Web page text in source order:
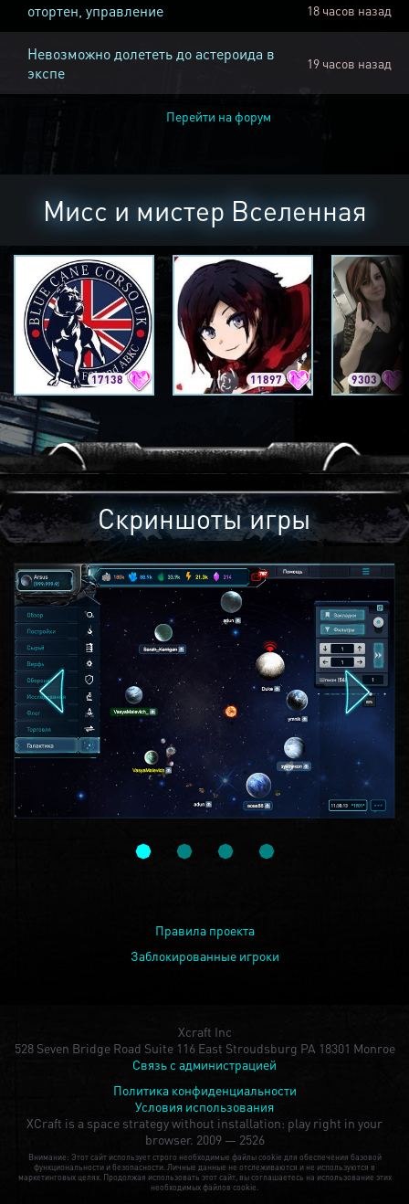
отортен, управление 18 часов назад
Невозможно долететь до астероида в
экспе
19 часов назад
Перейти на форум
Мисс и мистер Вселенная
17138 11897 9303
Скриншоты игры
Правила проекта
Заблокированные игроки
Xcraft Inc
528 Seven Bridge Road Suite 116 East Stroudsburg PA 18301 Monroe
Связь с администрацией
Политика конфиденциальности
Условия использования
XCraft is a space strategy without installation: play right in your
browser. 2009 — 2526
Внимание: Этот сайт использует строго необходимые файлы cookie для обеспечения базовой
функциональности и безопасности. Личные данные не отслеживаются и не используются в
маркетинговых целях. Продолжая использовать этот сайт, вы соглашаетесь на использование этих
необходимых файлов cookie.